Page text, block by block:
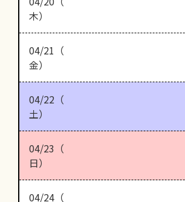
木）
04/21（
金）
04/22（
土）
04/23（
日）
04/24（